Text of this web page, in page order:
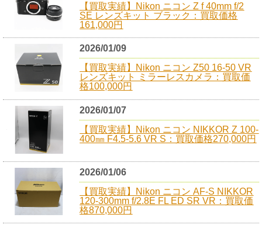
【買取実績】Nikon ニコン Z f 40mm f/2
SE レンズキット ブラック：買取価格
161,000円
2026/01/09
【買取実績】Nikon ニコン Z50 16-50 VR
レンズキット ミラーレスカメラ：買取価
格100,000円
2026/01/07
【買取実績】Nikon ニコン NIKKOR Z 100-
400㎜ F4.5-5.6 VR S：買取価格270,000円
2026/01/06
【買取実績】Nikon ニコン AF-S NIKKOR
120-300mm f/2.8E FL ED SR VR：買取価
格870,000円